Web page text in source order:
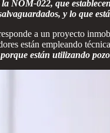
NOM-022, que
y lo que
a un proyecto
están empleando
están utilizando